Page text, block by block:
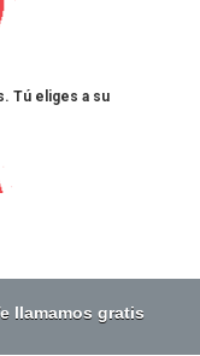
Tú eliges a su
Franquicia.
llamamos gratis